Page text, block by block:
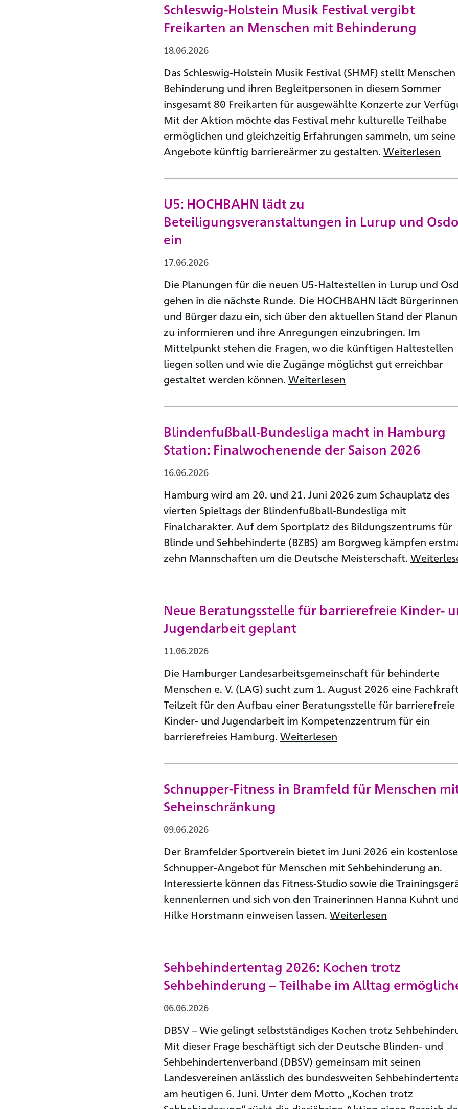
Schleswig-Holstein Musik Festival vergibt
Freikarten an Menschen mit Behinderung
18.06.2026
Das Schleswig-Holstein Musik Festival (SHMF) stellt
Behinderung und ihren Begleitpersonen in diesem Sommer
insgesamt 80 Freikarten für ausgewählte Konzerte zur
Mit der Aktion möchte das Festival mehr kulturelle Teilhabe
ermöglichen und gleichzeitig Erfahrungen sammeln, um seine
Angebote künftig barriereärmer zu gestalten. Weiterlesen
U5: HOCHBAHN lädt zu
Beteiligungsveranstaltungen in Lurup und
ein
17.06.2026
Die Planungen für die neuen U5-Haltestellen in Lurup und
gehen in die nächste Runde. Die HOCHBAHN lädt Bürgerinnen
und Bürger dazu ein, sich über den aktuellen Stand der
zu informieren und ihre Anregungen einzubringen. Im
Mittelpunkt stehen die Fragen, wo die künftigen Haltestellen
liegen sollen und wie die Zugänge möglichst gut erreichbar
gestaltet werden können. Weiterlesen
Blindenfußball-Bundesliga macht in Hamburg
Station: Finalwochenende der Saison 2026
16.06.2026
Hamburg wird am 20. und 21. Juni 2026 zum Schauplatz des
vierten Spieltags der Blindenfußball-Bundesliga mit
Finalcharakter. Auf dem Sportplatz des Bildungszentrums für
Blinde und Sehbehinderte (BZBS) am Borgweg kämpfen
zehn Mannschaften um die Deutsche Meisterschaft.
Neue Beratungsstelle für barrierefreie Kinder-
Jugendarbeit geplant
11.06.2026
Die Hamburger Landesarbeitsgemeinschaft für behinderte
Menschen e. V. (LAG) sucht zum 1. August 2026 eine
Teilzeit für den Aufbau einer Beratungsstelle für barrierefreie
Kinder- und Jugendarbeit im Kompetenzzentrum für ein
barrierefreies Hamburg. Weiterlesen
Schnupper-Fitness in Bramfeld für Menschen
Seheinschränkung
09.06.2026
Der Bramfelder Sportverein bietet im Juni 2026 ein
Schnupper-Angebot für Menschen mit Sehbehinderung an.
Interessierte können das Fitness-Studio sowie die
kennenlernen und sich von den Trainerinnen Hanna Kuhnt
Hilke Horstmann einweisen lassen. Weiterlesen
Sehbehindertentag 2026: Kochen trotz
Sehbehinderung – Teilhabe im Alltag
06.06.2026
DBSV – Wie gelingt selbstständiges Kochen trotz
Mit dieser Frage beschäftigt sich der Deutsche Blinden- und
Sehbehindertenverband (DBSV) gemeinsam mit seinen
Landesvereinen anlässlich des bundesweiten
am heutigen 6. Juni. Unter dem Motto „Kochen trotz